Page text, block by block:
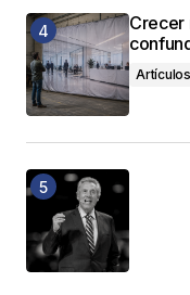
Crecer